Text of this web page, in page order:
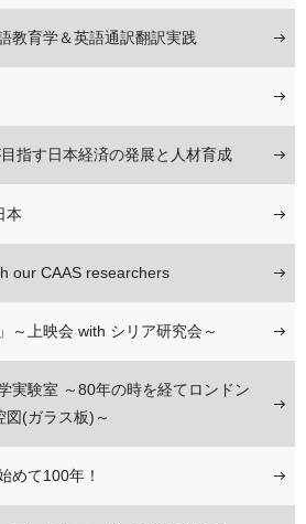
育学＆英語通訳翻訳実践
指す日本経済の発展と人材育成
本
our CAAS researchers
～上映会 with シリア研究会～
実験室 ～80年の時を経てロンドン
図(ガラス板)～
めて100年！